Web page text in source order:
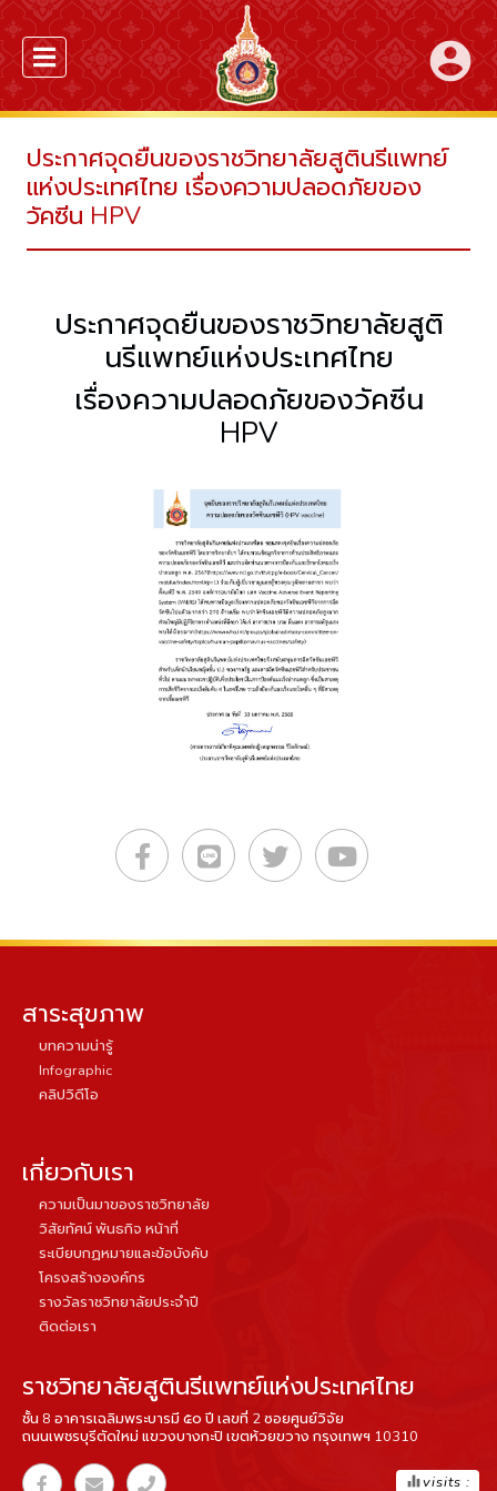
account_circle
ประกาศจุดยืนของราชวิทยาลัยสูตินรีแพทย์
แห่งประเทศไทย เรื่องความปลอดภัยของ
วัคซีน HPV
ประกาศจุดยืนของราชวิทยาลัยสูติ
นรีแพทย์แห่งประเทศไทย
เรื่องความปลอดภัยของวัคซีน
HPV
สาระสุขภาพ
บทความน่ารู้
Infographic
คลิปวิดีโอ
เกี่ยวกับเรา
ความเป็นมาของราชวิทยาลัย
วิสัยทัศน์ พันธกิจ หน้าที่
ระเบียบกฏหมายและข้อบังคับ
โครงสร้างองค์กร
รางวัลราชวิทยาลัยประจำปี
ติดต่อเรา
ราชวิทยาลัยสูตินรีแพทย์แห่งประเทศไทย
ชั้น 8 อาคารเฉลิมพระบารมี ๕๐ ปี เลขที่ 2 ซอยศูนย์วิจัย
ถนนเพชรบุรีตัดใหม่ แขวงบางกะปิ เขตห้วยขวาง กรุงเทพฯ 10310
equalizervisits :